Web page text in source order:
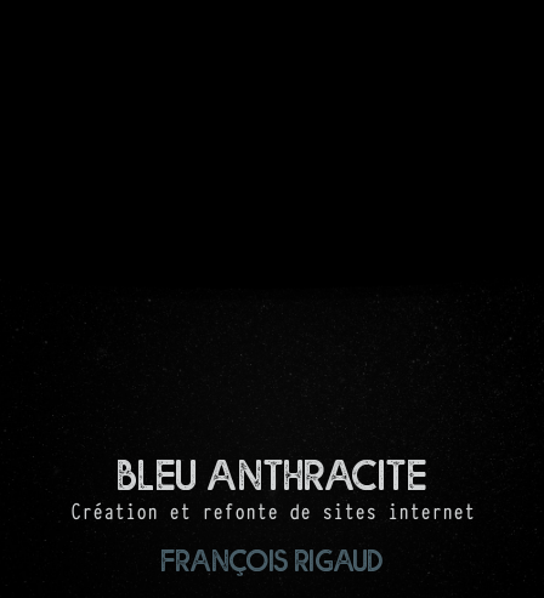
Bleu Anthracite
Création et refonte de sites internet
François RIGAUD